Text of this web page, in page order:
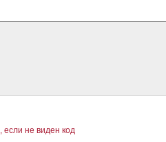
если не виден код